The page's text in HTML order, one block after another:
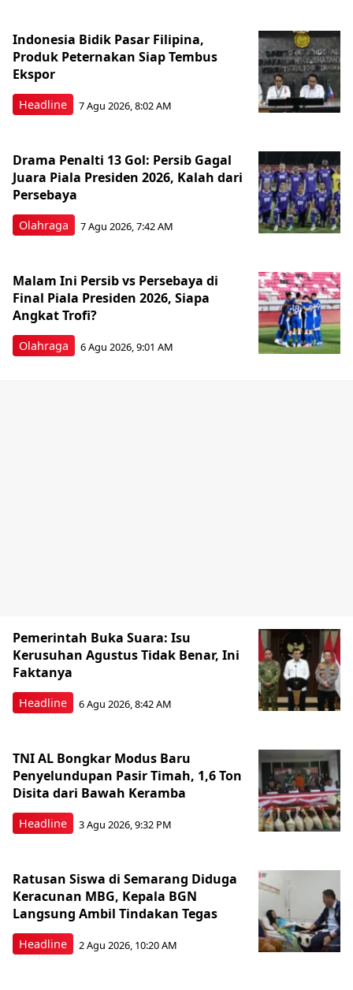
Headline
Indonesia Bidik Pasar Filipina,
Produk Peternakan Siap Tembus
Ekspor
7 Agu 2026, 8:02 AM
Olahraga
Drama Penalti 13 Gol: Persib Gagal
Juara Piala Presiden 2026, Kalah dari
Persebaya
7 Agu 2026, 7:42 AM
Olahraga
Malam Ini Persib vs Persebaya di
Final Piala Presiden 2026, Siapa
Angkat Trofi?
6 Agu 2026, 9:01 AM
Headline
Pemerintah Buka Suara: Isu
Kerusuhan Agustus Tidak Benar, Ini
Faktanya
6 Agu 2026, 8:42 AM
Headline
TNI AL Bongkar Modus Baru
Penyelundupan Pasir Timah, 1,6 Ton
Disita dari Bawah Keramba
3 Agu 2026, 9:32 PM
Headline
Ratusan Siswa di Semarang Diduga
Keracunan MBG, Kepala BGN
Langsung Ambil Tindakan Tegas
2 Agu 2026, 10:20 AM